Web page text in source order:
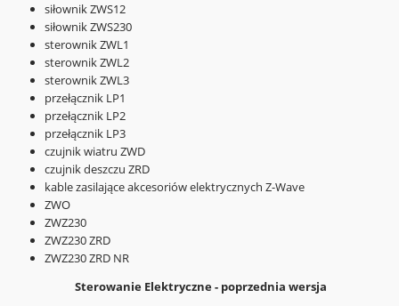
siłownik ZWS12
siłownik ZWS230
sterownik ZWL1
sterownik ZWL2
sterownik ZWL3
przełącznik LP1
przełącznik LP2
przełącznik LP3
czujnik wiatru ZWD
czujnik deszczu ZRD
kable zasilające akcesoriów elektrycznych Z-Wave
ZWO
ZWZ230
ZWZ230 ZRD
ZWZ230 ZRD NR
Sterowanie Elektryczne - poprzednia wersja